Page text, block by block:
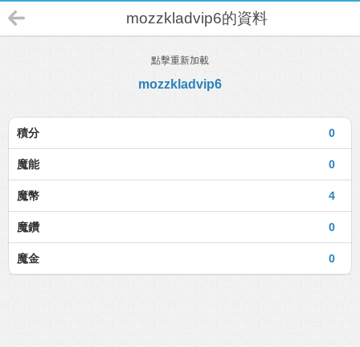
mozzkladvip6的資料
點擊重新加載
mozzkladvip6
0
積分
0
魔能
4
魔幣
0
魔鑽
0
魔金